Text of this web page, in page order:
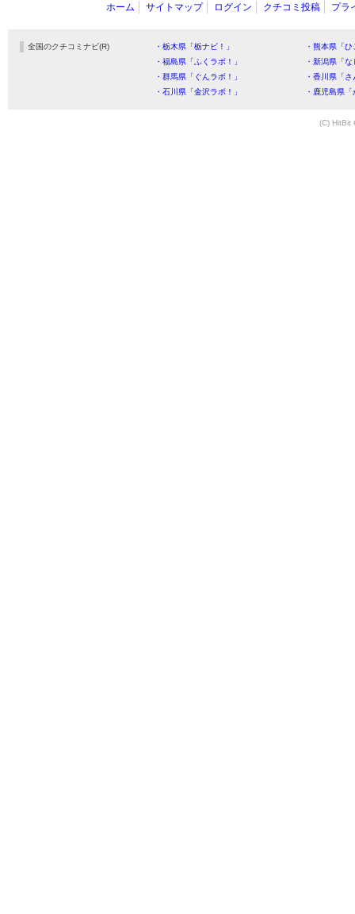
ホーム サイトマップ ログイン クチコミ投稿 プラ
全国のクチコミナビ(R) ・栃木県「栃ナビ！」
・熊本県「
・福島県「ふくラボ！」
・新潟県「
・群馬県「ぐんラボ！」
・香川県「
・石川県「金沢ラボ！」
・鹿児島県
(C) HitBit